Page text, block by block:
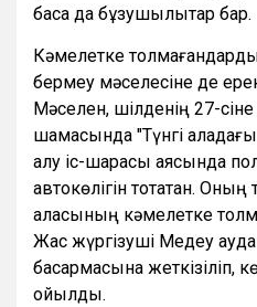
басқа да бұзушылықтар бар.
Кәмелетке
бермеу мәселесіне де
Мәселен, шілденің 27-сіне
шамасында "Түнгі
алу іс-шарасы аясында
автокөлігін тоқтатқан.
қаласының кәмелетке
Жас жүргізуші Медеу
басқармасына жеткізіліп,
қойылды.